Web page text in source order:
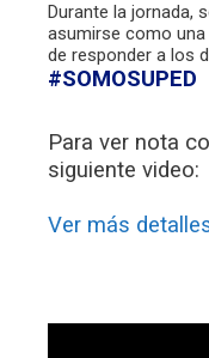
Durante la jornada,
asumirse como
de responder a los
#SOMOSUPED
Para ver nota
siguiente video:
Ver más